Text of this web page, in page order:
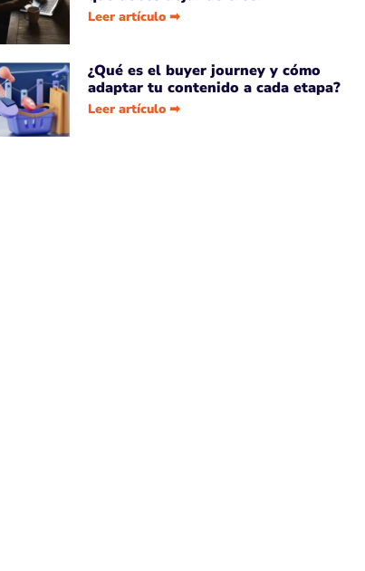
Leer artículo ➡
¿Qué es el buyer journey y cómo
adaptar tu contenido a cada etapa?
Leer artículo ➡